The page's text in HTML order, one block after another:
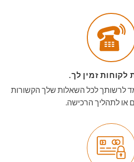
לקוחות זמין לך.
לרשותך לכל השאלות שלך הקשורות
או לתהליך הרכישה.